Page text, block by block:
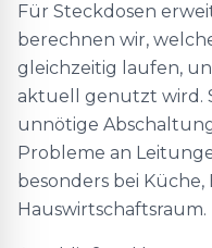
Für Steckdosen
berechnen wir,
gleichzeitig laufen,
aktuell genutzt wird.
unnötige
Probleme an
besonders bei
Hauswirtschaftsraum.